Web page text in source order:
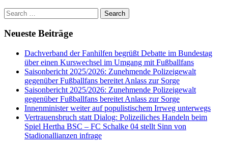
Search
for:
Neueste Beiträge
Dachverband der Fanhilfen begrüßt Debatte im Bundestag
über einen Kurswechsel im Umgang mit Fußballfans
Saisonbericht 2025/2026: Zunehmende Polizeigewalt
gegenüber Fußballfans bereitet Anlass zur Sorge
Saisonbericht 2025/2026: Zunehmende Polizeigewalt
gegenüber Fußballfans bereitet Anlass zur Sorge
Innenminister weiter auf populistischem Irrweg unterwegs
Vertrauensbruch statt Dialog: Polizeiliches Handeln beim
Spiel Hertha BSC – FC Schalke 04 stellt Sinn von
Stadionallianzen infrage